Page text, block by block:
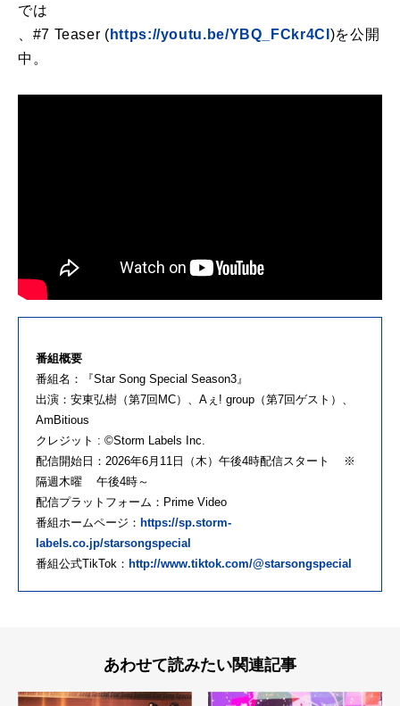
では
、#7 Teaser ( https://youtu.be/YBQ_FCkr4CI )を公開
中。
番組概要
番組名：『Star Song Special Season3』
出演：安東弘樹（第7回MC）、Aぇ! group（第7回ゲスト）、
AmBitious
クレジット : ©Storm Labels Inc.
配信開始日：2026年6月11日（木）午後4時配信スタート ※
隔週木曜 午後4時～
配信プラットフォーム：Prime Video
番組ホームページ： https://sp.storm-
labels.co.jp/starsongspecial
番組公式TikTok： http://www.tiktok.com/@starsongspecial
あわせて読みたい関連記事